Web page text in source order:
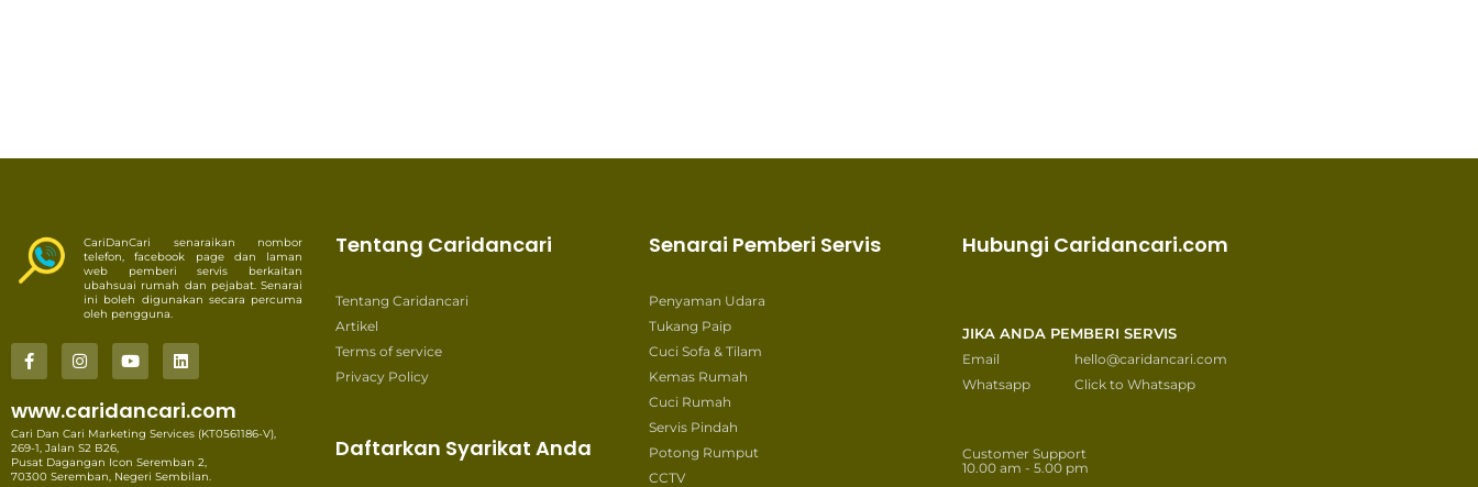
CariDanCari senaraikan nombor
telefon, facebook page dan laman
web pemberi servis berkaitan
ubahsuai rumah dan pejabat. Senarai
ini boleh digunakan secara percuma
oleh pengguna.
www.caridancari.com
Cari Dan Cari Marketing Services (KT0561186-V),
269-1, Jalan S2 B26,
Pusat Dagangan Icon Seremban 2,
70300 Seremban, Negeri Sembilan.
Tentang Caridancari
Tentang Caridancari
Artikel
Terms of service
Privacy Policy
Daftarkan Syarikat Anda
Senarai Pemberi Servis
Penyaman Udara
Tukang Paip
Cuci Sofa & Tilam
Kemas Rumah
Cuci Rumah
Servis Pindah
Potong Rumput
CCTV
Hubungi Caridancari.com
JIKA ANDA PEMBERI SERVIS
Email
hello@caridancari.com
Whatsapp
Click to Whatsapp
Customer Support
10.00 am - 5.00 pm